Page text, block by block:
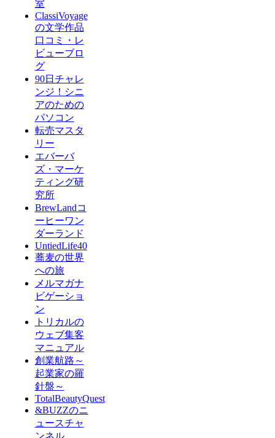
室
ClassiVoyage
の文学作品
口コミ・レ
ビューブロ
グ
90日チャレ
ンジ！シニ
アのための
パソコン
転売マスタ
リー
エバーバ
ズ・マーケ
ティング研
究所
BrewLandコ
ーヒーワン
ダーランド
UntiedLife40
蕎麦の世界
への旅
メルマガナ
ビゲーショ
ン
トリカルの
ウェブ集客
マニュアル
創業航路～
起業家の羅
針盤～
TotalBeautyQuest
&BUZZのニ
ュースチャ